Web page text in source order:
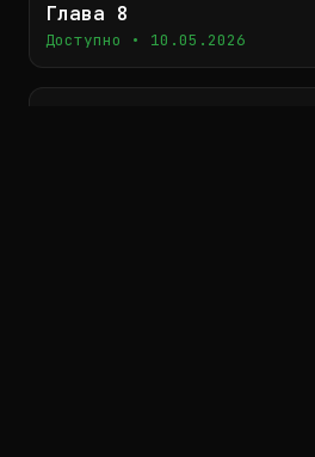
Глава 8
Доступно • 10.05.2026